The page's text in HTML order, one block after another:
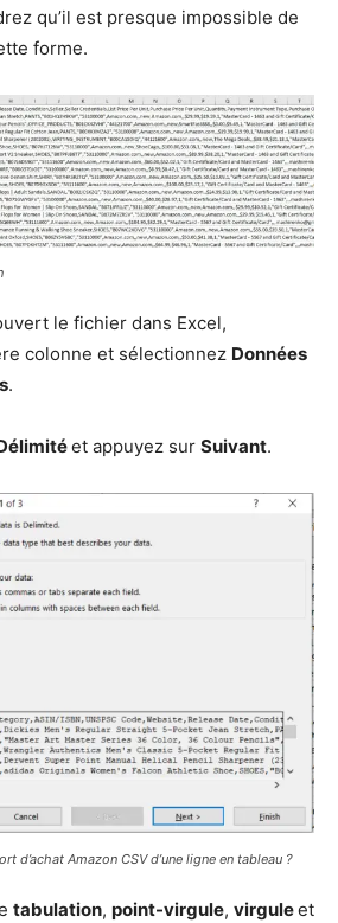
qu’il est presque impossible de
forme.
le fichier dans Excel,
colonne et sélectionnez Données
.
et appuyez sur Suivant.
d’achat Amazon CSV d’une ligne en tableau ?
tabulation, point-virgule, virguleet